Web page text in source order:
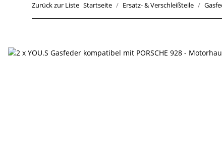
Zurück zur Liste Startseite Ersatz- & Verschleißteile